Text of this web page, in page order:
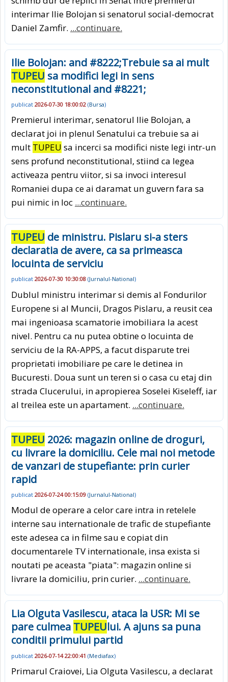
interimar Ilie Bolojan si senatorul social-democrat
Daniel Zamfir. ...continuare.
Ilie Bolojan: and #8222;Trebuie sa ai mult
TUPEU sa modifici legi in sens
neconstitutional and #8221;
publicat 2026-07-30 18:00:02 (Bursa)
Premierul interimar, senatorul Ilie Bolojan, a
declarat joi in plenul Senatului ca trebuie sa ai
mult TUPEU sa incerci sa modifici niste legi intr-un
sens profund neconstitutional, stiind ca legea
activeaza pentru viitor, si sa invoci interesul
Romaniei dupa ce ai daramat un guvern fara sa
pui nimic in loc ...continuare.
TUPEU de ministru. Pislaru si-a sters
declaratia de avere, ca sa primeasca
locuinta de serviciu
publicat 2026-07-30 10:30:08 (Jurnalul-National)
Dublul ministru interimar si demis al Fondurilor
Europene si al Muncii, Dragos Pislaru, a reusit cea
mai ingenioasa scamatorie imobiliara la acest
nivel. Pentru ca nu putea obtine o locuinta de
serviciu de la RA-APPS, a facut disparute trei
proprietati imobiliare pe care le detinea in
Bucuresti. Doua sunt un teren si o casa cu etaj din
strada Clucerului, in apropierea Soselei Kiseleff, iar
al treilea este un apartament. ...continuare.
TUPEU 2026: magazin online de droguri,
cu livrare la domiciliu. Cele mai noi metode
de vanzari de stupefiante: prin curier
rapid
publicat 2026-07-24 00:15:09 (Jurnalul-National)
Modul de operare a celor care intra in retelele
interne sau internationale de trafic de stupefiante
este adesea ca in filme sau e copiat din
documentarele TV internationale, insa exista si
noutati pe aceasta "piata": magazin online si
livrare la domiciliu, prin curier. ...continuare.
Lia Olguta Vasilescu, ataca la USR: Mi se
pare culmea TUPEUlui. A ajuns sa puna
conditii primului partid
publicat 2026-07-14 22:00:41 (Mediafax)
Primarul Craiovei, Lia Olguta Vasilescu, a declarat